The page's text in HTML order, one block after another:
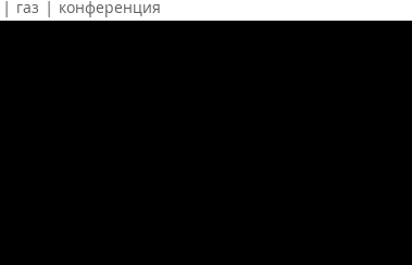
| газ | конференция